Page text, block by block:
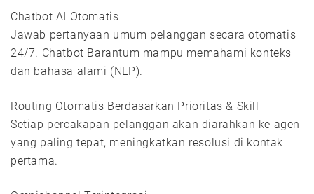
Chatbot AI Otomatis
Jawab pertanyaan umum pelanggan secara otomatis
24/7. Chatbot Barantum mampu memahami konteks
dan bahasa alami (NLP).
Routing Otomatis Berdasarkan Prioritas & Skill
Setiap percakapan pelanggan akan diarahkan ke agen
yang paling tepat, meningkatkan resolusi di kontak
pertama.